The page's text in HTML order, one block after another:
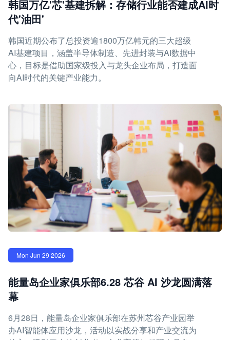
韩国万亿'芯'基建拆解：存储行业能否建成AI时
代'油田'
韩国近期公布了总投资逾1800万亿韩元的三大超级
AI基建项目，涵盖半导体制造、先进封装与AI数据中
心，目标是借助国家级投入与龙头企业布局，打造面
向AI时代的关键产业能力。
Mon Jun 29 2026
能量岛企业家俱乐部6.28 芯谷 AI 沙龙圆满落
幕
6月28日，能量岛企业家俱乐部在苏州芯谷产业园举
办AI智能体应用沙龙，活动以实战分享和产业交流为